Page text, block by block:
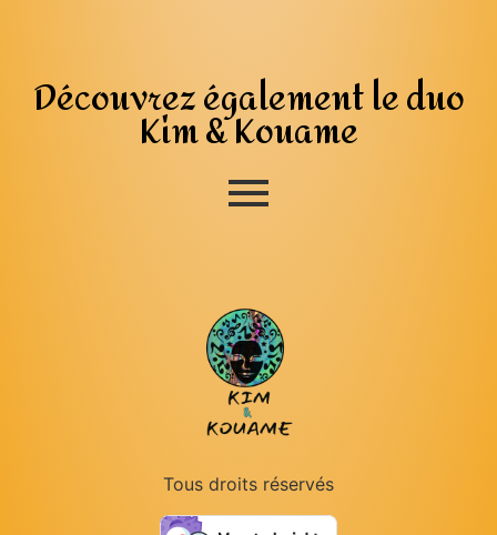
Découvrez également le duo
Kim & Kouame
Tous droits réservés